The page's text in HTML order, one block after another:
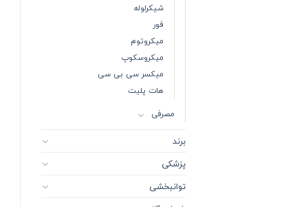
شیکرلوله
فور
میکروتوم
میکروسکوپ
میکسر سی بی سی
هات پلیت
مصرفی
برند
پزشکی
توانبخشی